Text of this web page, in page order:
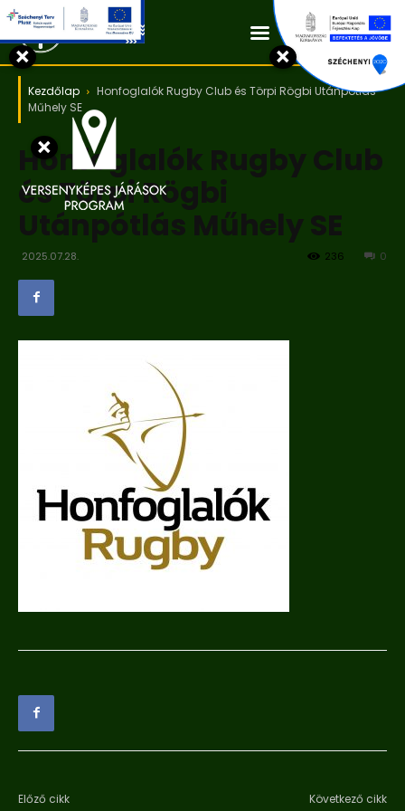
Kapcsolat
Kezdőlap
Honfoglalók Rugby Club és Törpi Rögbi Utánpótlás
Műhely SE
Honfoglalók Rugby Club
és Törpi Rögbi
Utánpótlás Műhely SE
2025.07.28. 0
236
Előző cikk Következő cikk
×
×
×